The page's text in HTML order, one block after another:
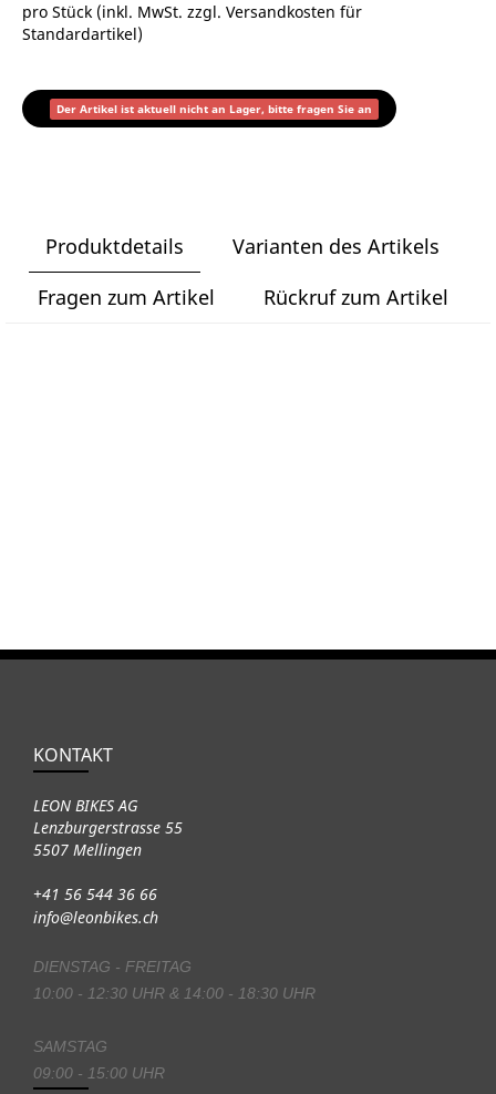
pro Stück (inkl. MwSt. zzgl. Versandkosten für
Standardartikel)
Der Artikel ist aktuell nicht an Lager, bitte fragen Sie an
Produktdetails
Varianten des Artikels
Fragen zum Artikel
Rückruf zum Artikel
KONTAKT
LEON BIKES AG
Lenzburgerstrasse 55
5507 Mellingen
+41 56 544 36 66
info@leonbikes.ch
DIENSTAG - FREITAG
10:00 - 12:30 UHR & 14:00 - 18:30 UHR
SAMSTAG
09:00 - 15:00 UHR